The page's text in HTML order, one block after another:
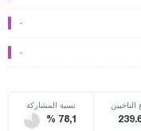
-
-
نسبة المشاركة
% 78,1